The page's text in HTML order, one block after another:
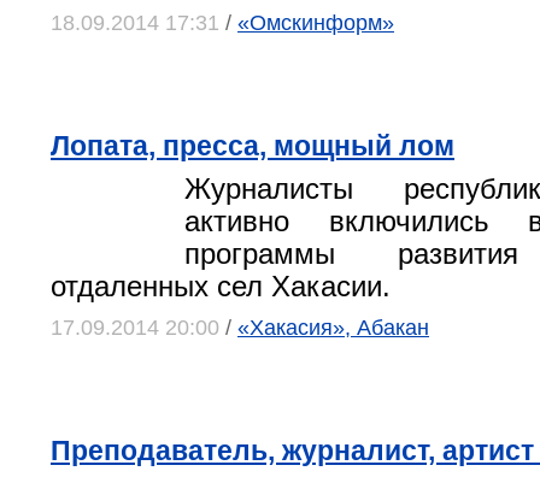
18.09.2014 17:31 / «Омскинформ»
Лопата, пресса, мощный лом
Журналисты
активно включились
программы
отдаленных сел Хакасии.
17.09.2014 20:00 / «Хакасия», Абакан
Преподаватель, журналист,